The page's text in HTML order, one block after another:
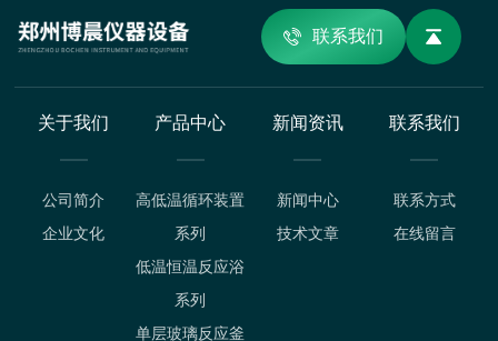
联系我们
关于我们
公司简介
企业文化
产品中心
高低温循环装置
系列
低温恒温反应浴
系列
单层玻璃反应釜
新闻资讯
新闻中心
技术文章
联系我们
联系方式
在线留言